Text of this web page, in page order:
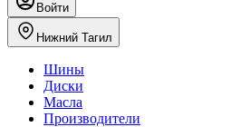
Войти
Нижний Тагил
Шины
Диски
Масла
Производители